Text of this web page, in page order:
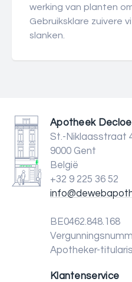
werking van planten
Gebruiksklare zuivere
slanken.
Apotheek
St.-Niklaasstraat
9000 Gent
België
+32 9 225 36 52
BE0462.848.168
Apotheker-
Klantenservice